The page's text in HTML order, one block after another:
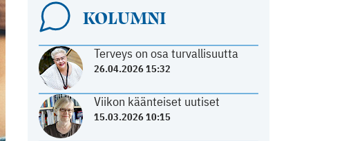
KOLUMNI
Terveys on osa turvallisuutta
26.04.2026 15:32
Viikon käänteiset uutiset
15.03.2026 10:15